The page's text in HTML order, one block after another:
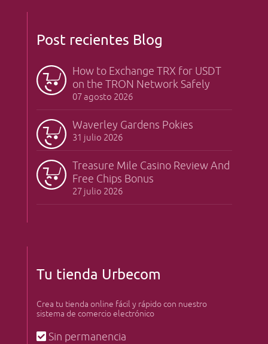
Post recientes Blog
How to Exchange TRX for USDT
on the TRON Network Safely
07 agosto 2026
Waverley Gardens Pokies
31 julio 2026
Treasure Mile Casino Review And
Free Chips Bonus
27 julio 2026
Tu tienda Urbecom
Crea tu tienda online fácil y rápido con nuestro
sistema de comercio electrónico
Sin permanencia